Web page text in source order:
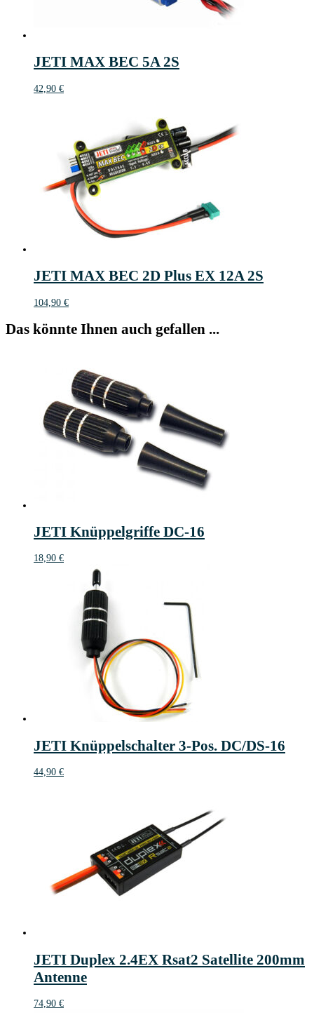
JETI MAX BEC 5A 2S
42,90 €
JETI MAX BEC 2D Plus EX 12A 2S
104,90 €
Das könnte Ihnen auch gefallen ...
JETI Knüppelgriffe DC-16
18,90 €
JETI Knüppelschalter 3-Pos. DC/DS-16
44,90 €
JETI Duplex 2.4EX Rsat2 Satellite 200mm
Antenne
74,90 €